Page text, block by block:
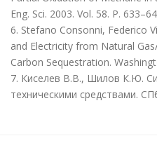
Eng. Sci. 2003. Vol. 58. P.
6. Stefano Consonni, Federico
and Electricity from Natural
Carbon Sequestration.
7. Киселев В.В., Шилов К.Ю.
техническими средствами.